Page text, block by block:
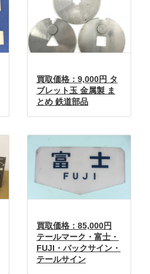
買取価格：9,000円 タ
ブレット玉 金属製 ま
とめ 鉄道部品
買取価格：85,000円
テールマーク・富士・
FUJI・バックサイン・
テールサイン